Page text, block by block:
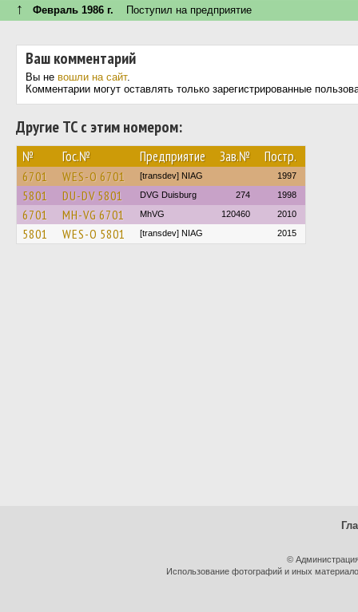
↑ Февраль 1986 г. Поступил на предприятие
Ваш комментарий
Вы не вошли на сайт.
Комментарии могут оставлять только зарегистрированные
Другие ТС с этим номером:
№ Гос.№ Предприятие Зав.№ Постр.
6701 WES-O 6701 [transdev] NIAG 1997
5801 DU-DV 5801 DVG Duisburg 274 1998
6701 MH-VG 6701 MhVG 120460 2010
5801 WES-O 5801 [transdev] NIAG 2015
©
Использование фотографий и иных